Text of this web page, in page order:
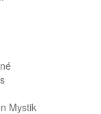
Mystik